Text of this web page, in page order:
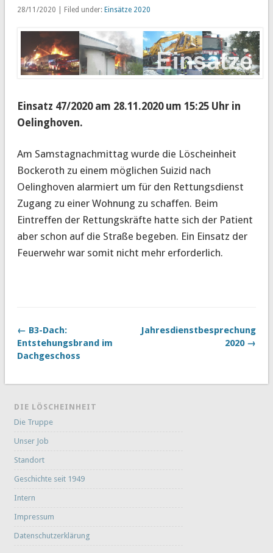
28/11/2020 | Filed under: Einsätze 2020
Einsatz 47/2020 am 28.11.2020 um 15:25 Uhr in
Oelinghoven.
Am Samstagnachmittag wurde die Löscheinheit
Bockeroth zu einem möglichen Suizid nach
Oelinghoven alarmiert um für den Rettungsdienst
Zugang zu einer Wohnung zu schaffen. Beim
Eintreffen der Rettungskräfte hatte sich der Patient
aber schon auf die Straße begeben. Ein Einsatz der
Feuerwehr war somit nicht mehr erforderlich.
← B3-Dach:
Entstehungsbrand im
Dachgeschoss
Jahresdienstbesprechung
2020 →
DIE LÖSCHEINHEIT
Die Truppe
Unser Job
Standort
Geschichte seit 1949
Intern
Impressum
Datenschutzerklärung